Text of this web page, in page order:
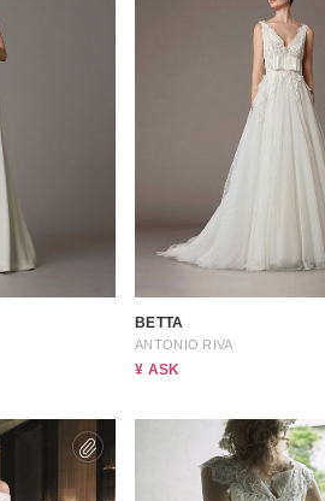
（メーカー直送）
すべてのアイテム
ドレスショップ一覧
BETTA
ANTONIO RIVA
¥ ASK